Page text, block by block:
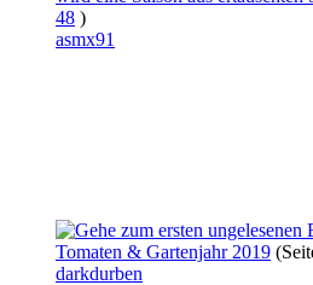
48 )
asmx91
Tomaten & Gartenjahr 2019
darkdurben